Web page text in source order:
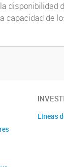
disponibilidad
capacidad de
Líneas